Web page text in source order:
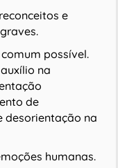
e
possível.
na
de
desorientação na
humanas.